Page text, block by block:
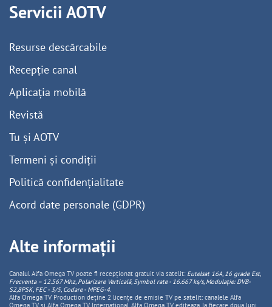
Servicii AOTV
Resurse descărcabile
Recepție canal
Aplicația mobilă
Revistă
Tu și AOTV
Termeni și condiții
Politică confidențialitate
Acord date personale (GDPR)
Alte informații
Canalul Alfa Omega TV poate fi recepționat gratuit via satelit: Eutelsat 16A, 16 grade Est,
Frecventa – 12.567 Mhz, PolarizareVerticală, Symbol rate - 16.667 ks/s, Modulație: DVB-
S2,8PSK, FEC - 3/5, Codare - MPEG-4.
Alfa Omega TV Production deține 2 licențe de emisie TV pe satelit: canalele Alfa
Omega TV și Alfa Omega TV Internațional. Alfa Omega TV editeaza, la fiecare doua luni,